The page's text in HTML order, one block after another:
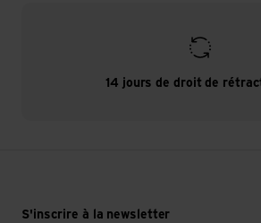
14 jours de droit de
S'inscrire à la newsletter